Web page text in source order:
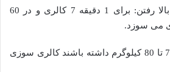
کالری برای از پله بالا رفتن: برای 1 دقیقه 7 کالری و در 60
در کسانی که وزنی بین 70 تا 80 کیلوگرم داشته باشند کالری سوزی